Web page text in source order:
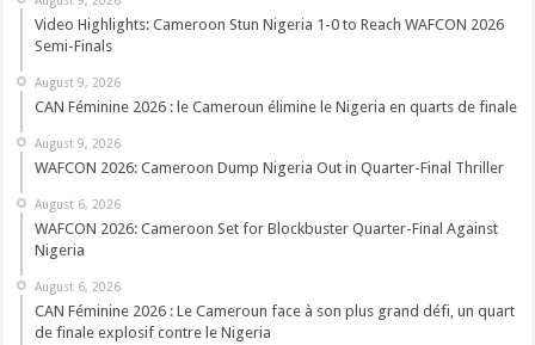
Video Highlights: Cameroon Stun Nigeria 1-0 to Reach WAFCON 2026
Semi-Finals
August 9, 2026
CAN Féminine 2026 : le Cameroun élimine le Nigeria en quarts de finale
August 9, 2026
WAFCON 2026: Cameroon Dump Nigeria Out in Quarter-Final Thriller
August 6, 2026
WAFCON 2026: Cameroon Set for Blockbuster Quarter-Final Against
Nigeria
August 6, 2026
CAN Féminine 2026 : Le Cameroun face à son plus grand défi, un quart
de finale explosif contre le Nigeria